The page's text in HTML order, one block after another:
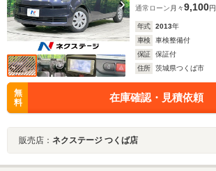
通常ローン 月々9,100円
年式 2013年
車検
車検整備付
保証
保証付
住所
茨城県つくば市
無
料
在庫確認・見積依頼
販売店： ネクステージ つくば店